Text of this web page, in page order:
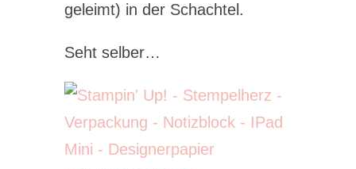
geleimt) in der Schachtel.
Seht selber…